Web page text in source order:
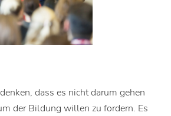
dass es nicht darum gehen
der Bildung willen zu fordern. Es